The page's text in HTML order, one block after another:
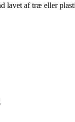
lavet af træ eller